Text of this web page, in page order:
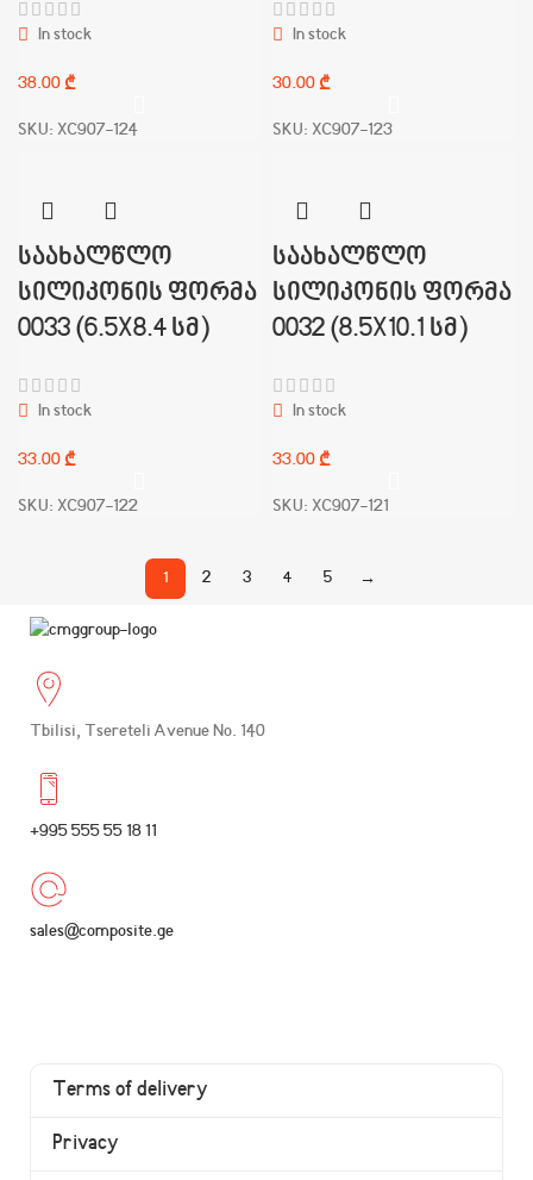
In stock
₾
SKU: XC907-124
In stock
₾
SKU: XC907-123
საახალწლო
სილიკონის ფორმა
0033 (6.5X8.4 სმ)
In stock
₾
SKU: XC907-122
საახალწლო
სილიკონის ფორმა
0032 (8.5X10.1 სმ)
In stock
₾
SKU: XC907-121
1 2 3 4 5 →
Tbilisi, Tsereteli Avenue No. 140
+995 555 55 18 11
sales@composite.ge
Terms of delivery
Privacy